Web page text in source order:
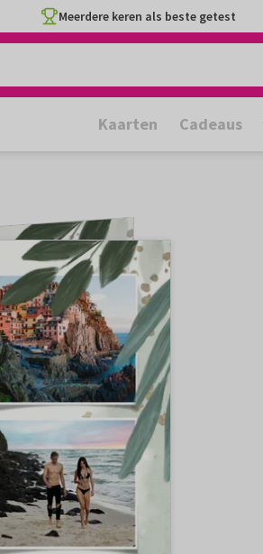
Meerdere keren als beste getest
Kaarten Cadeaus